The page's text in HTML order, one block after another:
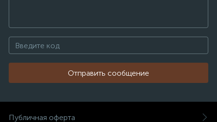
Отправить сообщение
Публичная оферта